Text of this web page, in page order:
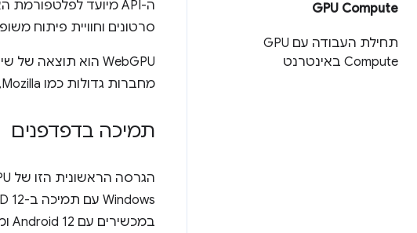
GPU Compute
תחילת העבודה עם GPU
Compute באינטרנט
סרטונים וחוויית פיתוח
‫WebGPU הוא תוצאה של שיתוף פעולה בין
מחברות גדולות כמו Mozilla,‏ Apple,‏ Intel ו-Microsoft.
תמיכה בדפדפנים